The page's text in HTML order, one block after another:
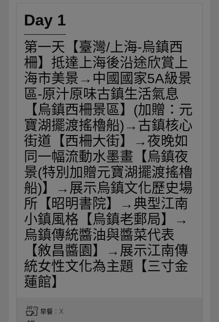
Day 1
第一天【臺灣/上海-烏鎮西
柵】抵達上海後沿途欣賞上
海市美景→中國國家5A級景
區-原汁原味古鎮生活氣息
【烏鎮西柵景區】(加贈：元
寶湖擺渡搖櫓船)→古鎮核心
街道【西柵大街】→夜晚如
同一幅流動水墨畫【烏鎮夜
景(特別加贈元寶湖擺渡搖櫓
船)】→展示烏鎮文化歷史場
所【昭明書院】→典型江南
小鎮風格【烏鎮老郵局】→
烏鎮傳統醬油與醬菜代表
【敘昌醬園】→展示江南傳
統女性文化為主題【三寸金
蓮館】
早餐：X